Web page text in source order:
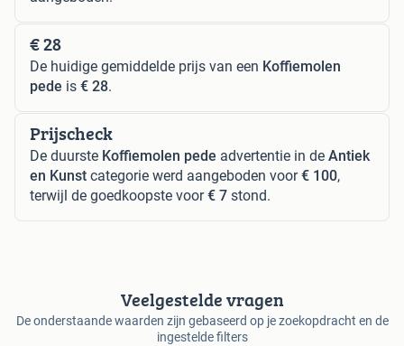
€ 28
De huidige gemiddelde prijs van een Koffiemolen
pede is € 28.
Prijscheck
De duurste Koffiemolen pede advertentie in de Antiek
en Kunst categorie werd aangeboden voor€ 100,
terwijl de goedkoopste voor€ 7 stond.
Veelgestelde vragen
De onderstaande waarden zijn gebaseerd op je zoekopdracht en de
ingestelde filters